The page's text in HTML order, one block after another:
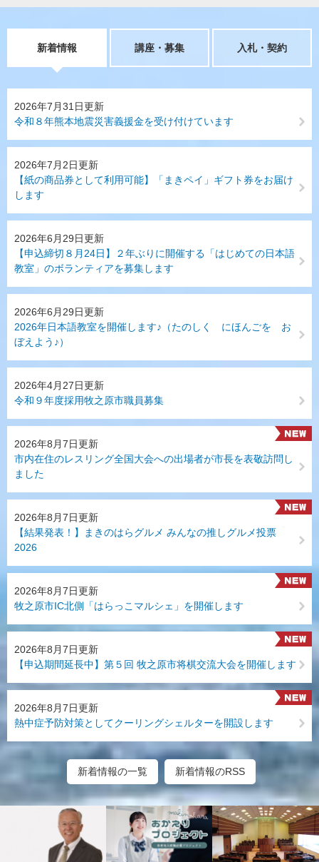
新着情報 講座・募集 入札・契約
新
着
情
報
2026年7月31日更新
令和８年熊本地震災害義援金を受け付けています
2026年7月2日更新
【紙の商品券として利用可能】「まきペイ」ギフト券をお届け
します
2026年6月29日更新
【申込締切８月24日】２年ぶりに開催する「はじめての日本語
教室」のボランティアを募集します
2026年6月29日更新
2026年日本語教室を開催します♪（たのしく にほんごを お
ぼえよう♪）
2026年4月27日更新
令和９年度採用牧之原市職員募集
2026年8月7日更新
市内在住のレスリング全国大会への出場者が市長を表敬訪問し
ました
2026年8月7日更新
【結果発表！】まきのはらグルメ みんなの推しグルメ投票
2026
2026年8月7日更新
牧之原市IC北側「はらっこマルシェ」を開催します
2026年8月7日更新
【申込期間延長中】第５回 牧之原市将棋交流大会を開催します
2026年8月7日更新
熱中症予防対策としてクーリングシェルターを開設します
新着情報の一覧 新着情報のRSS